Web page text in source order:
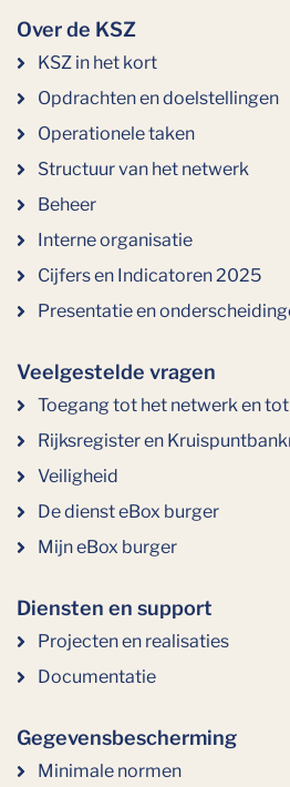
Over de KSZ
KSZ in het kort
Opdrachten en doelstellingen
Operationele taken
Structuur van het netwerk
Beheer
Interne organisatie
Cijfers en Indicatoren 2025
Presentatie en
Veelgestelde vragen
Toegang tot het netwerk en
Rijksregister en
Veiligheid
De dienst eBox burger
Mijn eBox burger
Diensten en support
Projecten en realisaties
Documentatie
Gegevensbescherming
Minimale normen